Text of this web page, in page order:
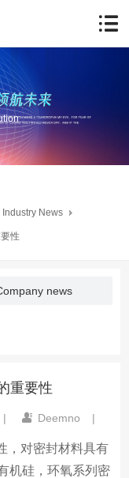
Industry News
性
news
重要性
| Deemno |
，对密封材料具有
机硅，环氧系列密